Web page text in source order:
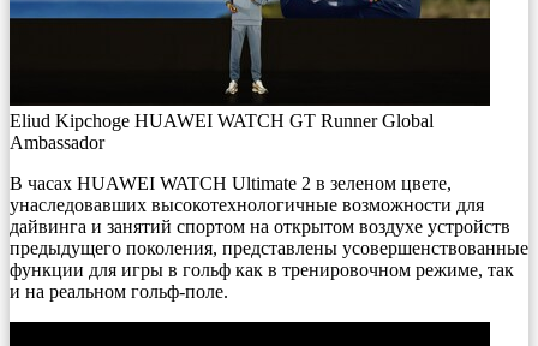
Eliud Kipchoge HUAWEI WATCH GT Runner Global
Ambassador
В часах HUAWEI WATCH Ultimate 2 в зеленом цвете,
унаследовавших высокотехнологичные возможности для
дайвинга и занятий спортом на открытом воздухе устройств
предыдущего поколения, представлены усовершенствованные
функции для игры в гольф как в тренировочном режиме, так
и на реальном гольф-поле.